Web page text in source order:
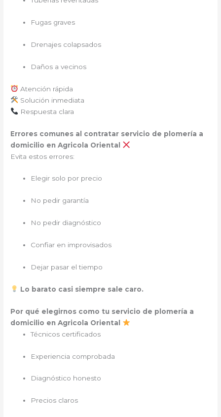
Fugas graves
Drenajes colapsados
Daños a vecinos
Atención rápida
Solución inmediata
Respuesta clara
Errores comunes al contratar servicio de plomería a
domicilio en Agricola Oriental
Evita estos errores:
Elegir solo por precio
No pedir garantía
No pedir diagnóstico
Confiar en improvisados
Dejar pasar el tiempo
Lo barato casi siempre sale caro.
Por qué elegirnos como tu servicio de plomería a
domicilio en Agricola Oriental
Técnicos certificados
Experiencia comprobada
Diagnóstico honesto
Precios claros